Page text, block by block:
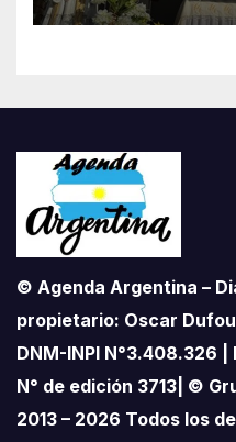
© Agenda Argentina –
propietario: Oscar
DNM-INPI N°3.408.326 |
N° de edición 3713| ©
2013 – 2026 Todos los